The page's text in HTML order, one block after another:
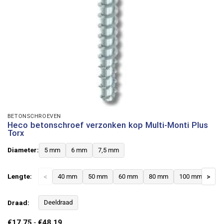
BETONSCHROEVEN
Heco betonschroef verzonken kop Multi-Monti Plus
Torx
Diameter: 5 mm 6 mm 7,5 mm
Lengte: < 40 mm 50 mm 60 mm 80 mm 100 mm >
Draad: Deeldraad
Prijsklasse: